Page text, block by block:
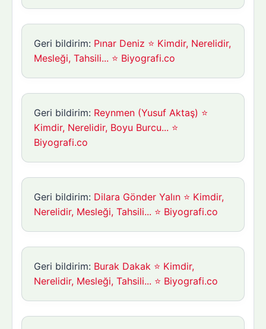
Geri bildirim: Pınar Deniz ⭐ Kimdir, Nerelidir,
Mesleği, Tahsili... ⭐ Biyografi.co
Geri bildirim: Reynmen (Yusuf Aktaş) ⭐
Kimdir, Nerelidir, Boyu Burcu... ⭐
Biyografi.co
Geri bildirim: Dilara Gönder Yalın ⭐ Kimdir,
Nerelidir, Mesleği, Tahsili... ⭐ Biyografi.co
Geri bildirim: Burak Dakak ⭐ Kimdir,
Nerelidir, Mesleği, Tahsili... ⭐ Biyografi.co